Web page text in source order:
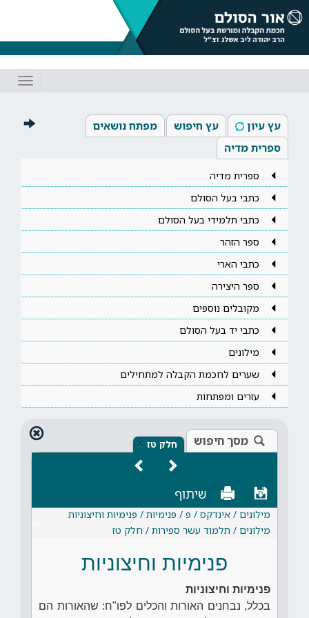
עץ עיון עץ חיפוש
מפתח נושאים
ספרית מדיה
ספרית מדיה
כתבי בעל הסולם
כתבי תלמידי בעל הסולם
ספר הזהר
כתבי הארי
ספר היצירה
מקובלים נוספים
כתבי יד בעל הסולם
מילונים
שערים לחכמת הקבלה למתחילים
עזרים ומפתחות
מסך חיפוש חלק טז ×
שיתוף
מילונים / אינדקס / פ / פנימיות / פנימיות וחיצוניות
מילונים / תלמוד עשר ספירות / חלק טז
פנימיות וחיצוניות
פנימיות וחיצוניות
בכלל, נבחנים האורות והכלים לפו"ח: שהאורות הם